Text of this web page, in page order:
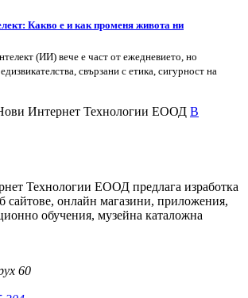
Какво е и как променя живота ни
(ИИ) вече е част от ежедневието, но
свързани с етика, сигурност на
Интернет Технологии ЕООД В
Технологии ЕООД предлага изработка
сайтове, онлайн магазини, приложения,
обучения, музейна каталожна
60